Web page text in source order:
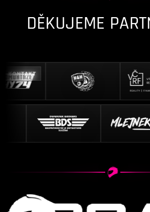
DĚKUJEME
KONTAKT